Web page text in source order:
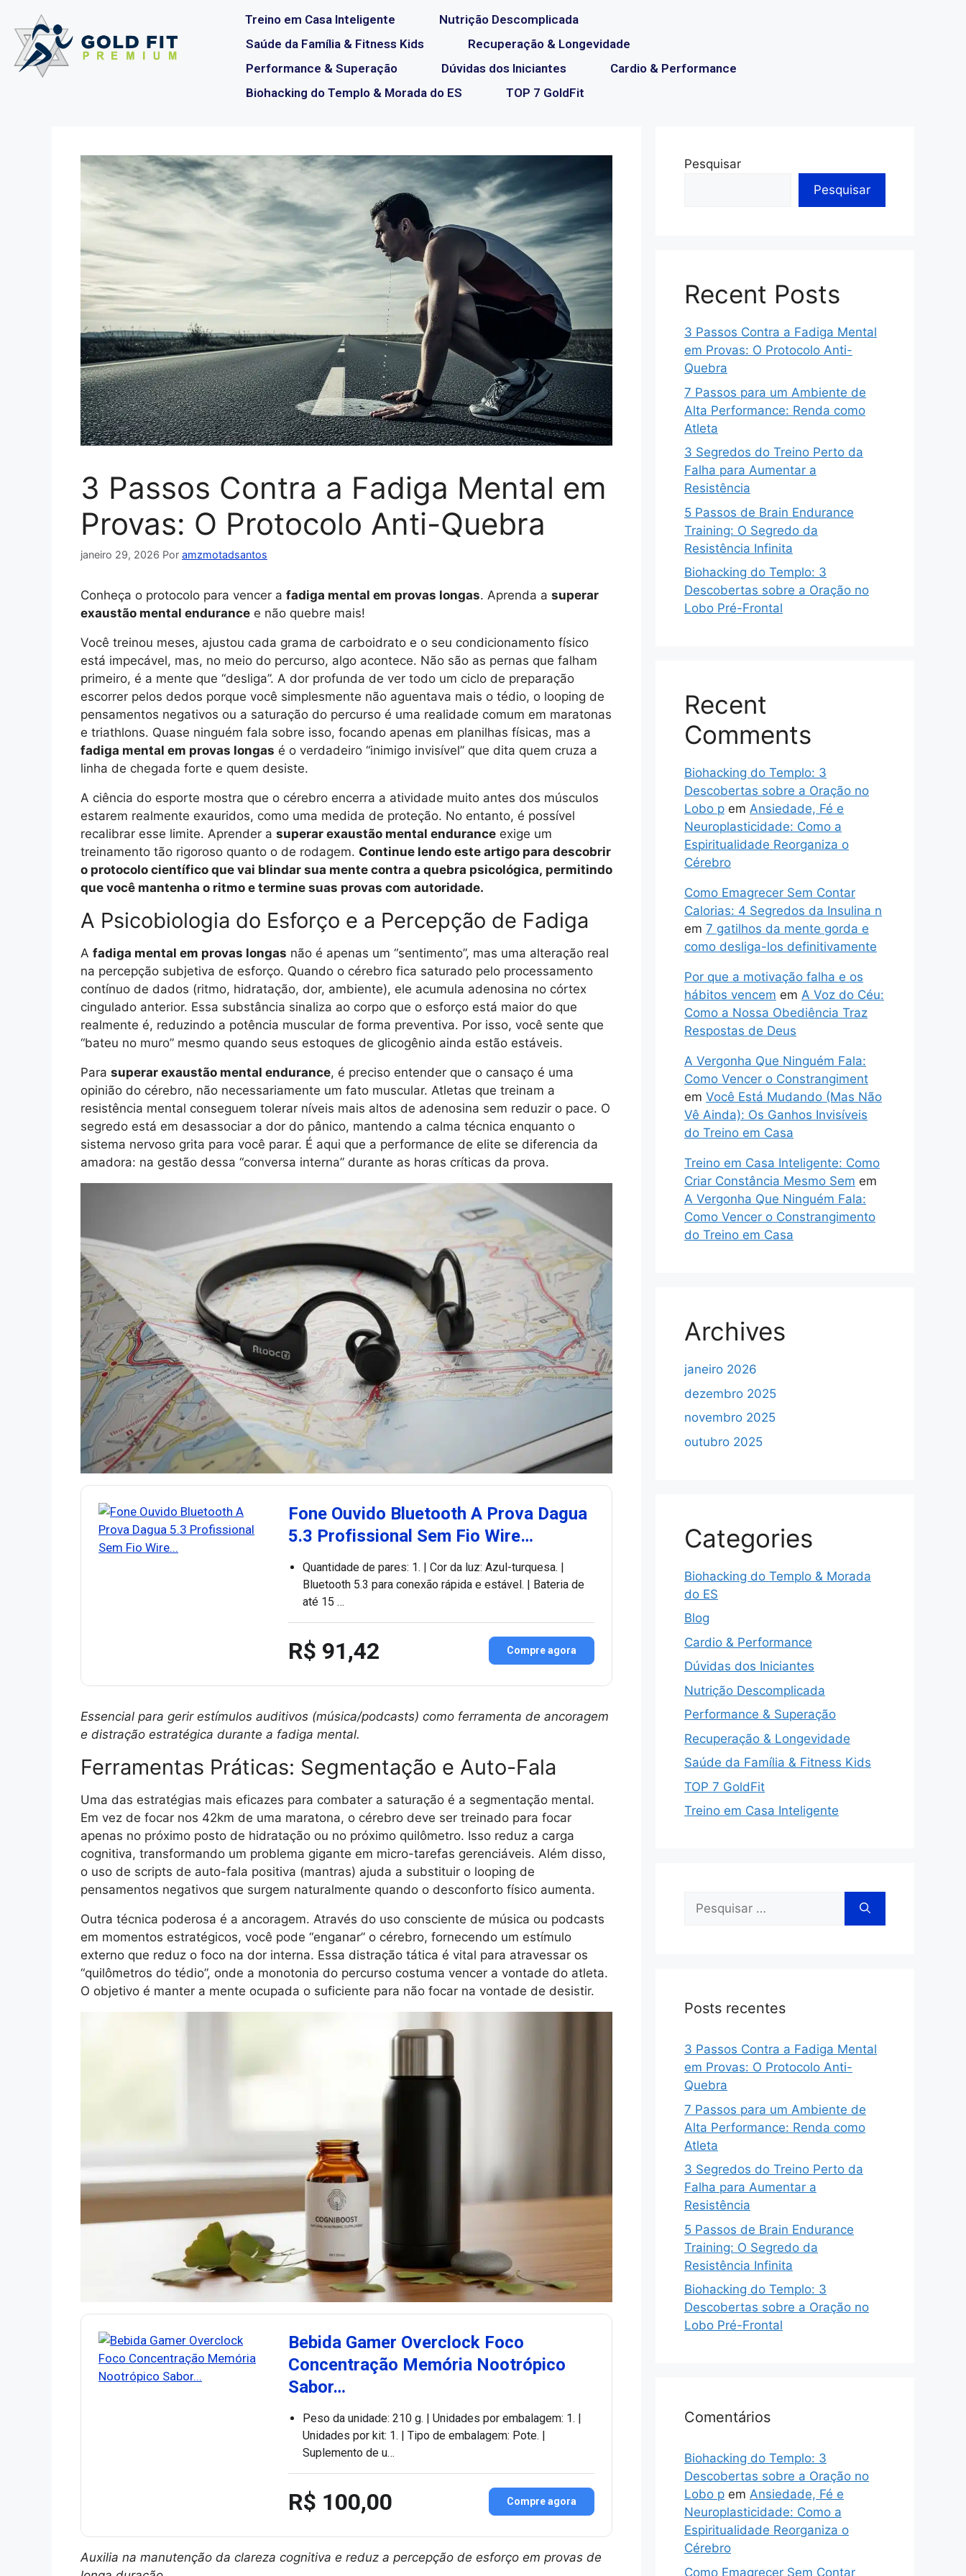
Treino em Casa Inteligente
Nutrição Descomplicada
Saúde da Família & Fitness Kids
Recuperação & Longevidade
Performance & Superação
Dúvidas dos Iniciantes
Cardio & Performance
Biohacking do Templo & Morada do ES
TOP 7 GoldFit
3 Passos Contra a Fadiga Mental em
Provas: O Protocolo Anti-Quebra
janeiro 29, 2026 Por amzmotadsantos
Conheça o protocolo para vencer a fadiga mental em provas longas. Aprenda a superar
exaustão mental endurance e não quebre mais!
Você treinou meses, ajustou cada grama de carboidrato e o seu condicionamento físico
está impecável, mas, no meio do percurso, algo acontece. Não são as pernas que falham
primeiro, é a mente que “desliga”. A dor profunda de ver todo um ciclo de preparação
escorrer pelos dedos porque você simplesmente não aguentava mais o tédio, o looping de
pensamentos negativos ou a saturação do percurso é uma realidade comum em maratonas
e triathlons. Quase ninguém fala sobre isso, focando apenas em planilhas físicas, mas a
fadiga mental em provas longas é o verdadeiro “inimigo invisível” que dita quem cruza a
linha de chegada forte e quem desiste.
A ciência do esporte mostra que o cérebro encerra a atividade muito antes dos músculos
estarem realmente exauridos, como uma medida de proteção. No entanto, é possível
recalibrar esse limite. Aprender a superar exaustão mental endurance exige um
treinamento tão rigoroso quanto o de rodagem. Continue lendo este artigo para descobrir
o protocolo científico que vai blindar sua mente contra a quebra psicológica, permitindo
que você mantenha o ritmo e termine suas provas com autoridade.
A Psicobiologia do Esforço e a Percepção de Fadiga
A fadiga mental em provas longas não é apenas um “sentimento”, mas uma alteração real
na percepção subjetiva de esforço. Quando o cérebro fica saturado pelo processamento
contínuo de dados (ritmo, hidratação, dor, ambiente), ele acumula adenosina no córtex
cingulado anterior. Essa substância sinaliza ao corpo que o esforço está maior do que
realmente é, reduzindo a potência muscular de forma preventiva. Por isso, você sente que
“bateu no muro” mesmo quando seus estoques de glicogênio ainda estão estáveis.
Para superar exaustão mental endurance, é preciso entender que o cansaço é uma
opinião do cérebro, não necessariamente um fato muscular. Atletas que treinam a
resistência mental conseguem tolerar níveis mais altos de adenosina sem reduzir o pace. O
segredo está em desassociar a dor do pânico, mantendo a calma técnica enquanto o
sistema nervoso grita para você parar. É aqui que a performance de elite se diferencia da
amadora: na gestão dessa “conversa interna” durante as horas críticas da prova.
Fone Ouvido Bluetooth A Prova Dagua
5.3 Profissional Sem Fio Wire…
Quantidade de pares: 1. | Cor da luz: Azul-turquesa. |
Bluetooth 5.3 para conexão rápida e estável. | Bateria de
até 15 …
R$ 91,42 Compre agora
Essencial para gerir estímulos auditivos (música/podcasts) como ferramenta de ancoragem
e distração estratégica durante a fadiga mental.
Ferramentas Práticas: Segmentação e Auto-Fala
Uma das estratégias mais eficazes para combater a saturação é a segmentação mental.
Em vez de focar nos 42km de uma maratona, o cérebro deve ser treinado para focar
apenas no próximo posto de hidratação ou no próximo quilômetro. Isso reduz a carga
cognitiva, transformando um problema gigante em micro-tarefas gerenciáveis. Além disso,
o uso de scripts de auto-fala positiva (mantras) ajuda a substituir o looping de
pensamentos negativos que surgem naturalmente quando o desconforto físico aumenta.
Outra técnica poderosa é a ancoragem. Através do uso consciente de música ou podcasts
em momentos estratégicos, você pode “enganar” o cérebro, fornecendo um estímulo
externo que reduz o foco na dor interna. Essa distração tática é vital para atravessar os
“quilômetros do tédio”, onde a monotonia do percurso costuma vencer a vontade do atleta.
O objetivo é manter a mente ocupada o suficiente para não focar na vontade de desistir.
Bebida Gamer Overclock Foco
Concentração Memória Nootrópico
Sabor…
Peso da unidade: 210 g. | Unidades por embalagem: 1. |
Unidades por kit: 1. | Tipo de embalagem: Pote. |
Suplemento de u…
R$ 100,00 Compre agora
Auxilia na manutenção da clareza cognitiva e reduz a percepção de esforço em provas de
Pesquisar
Pesquisar
Recent Posts
3 Passos Contra a Fadiga Mental
em Provas: O Protocolo Anti-
Quebra
7 Passos para um Ambiente de
Alta Performance: Renda como
Atleta
3 Segredos do Treino Perto da
Falha para Aumentar a
Resistência
5 Passos de Brain Endurance
Training: O Segredo da
Resistência Infinita
Biohacking do Templo: 3
Descobertas sobre a Oração no
Lobo Pré-Frontal
Recent
Comments
Biohacking do Templo: 3
Descobertas sobre a Oração no
Lobo p em Ansiedade, Fé e
Neuroplasticidade: Como a
Espiritualidade Reorganiza o
Cérebro
Como Emagrecer Sem Contar
Calorias: 4 Segredos da Insulina n
em 7 gatilhos da mente gorda e
como desliga-los definitivamente
Por que a motivação falha e os
hábitos vencem em A Voz do Céu:
Como a Nossa Obediência Traz
Respostas de Deus
A Vergonha Que Ninguém Fala:
Como Vencer o Constrangiment
em Você Está Mudando (Mas Não
Vê Ainda): Os Ganhos Invisíveis
do Treino em Casa
Treino em Casa Inteligente: Como
Criar Constância Mesmo Sem em
A Vergonha Que Ninguém Fala:
Como Vencer o Constrangimento
do Treino em Casa
Archives
janeiro 2026
dezembro 2025
novembro 2025
outubro 2025
Categories
Biohacking do Templo & Morada
do ES
Blog
Cardio & Performance
Dúvidas dos Iniciantes
Nutrição Descomplicada
Performance & Superação
Recuperação & Longevidade
Saúde da Família & Fitness Kids
TOP 7 GoldFit
Treino em Casa Inteligente
Posts recentes
3 Passos Contra a Fadiga Mental
em Provas: O Protocolo Anti-
Quebra
7 Passos para um Ambiente de
Alta Performance: Renda como
Atleta
3 Segredos do Treino Perto da
Falha para Aumentar a
Resistência
5 Passos de Brain Endurance
Training: O Segredo da
Resistência Infinita
Biohacking do Templo: 3
Descobertas sobre a Oração no
Lobo Pré-Frontal
Comentários
Biohacking do Templo: 3
Descobertas sobre a Oração no
Lobo p em Ansiedade, Fé e
Neuroplasticidade: Como a
Espiritualidade Reorganiza o
Cérebro
Como Emagrecer Sem Contar